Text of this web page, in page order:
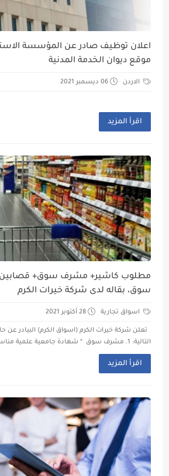
اعلان توظيف صادر عن المؤسسة
موقع ديوان الخدمة المدنية
الاردن 06 ديسمبر 2021
اقرأ المزيد
مطلوب كاشير+ مشرف سوق+
سوق، بقاله لدى شركة خيرات الكرم
اسواق تجارية 28 أكتوبر 2021
تعلن شركة خيرات الكرم (اسواق الكرم) البيادر عن
التالية: 1. مشرف سوق * شهادة جامعية علمية مناسبة * خبرة في الاسواق ا...
اقرأ المزيد